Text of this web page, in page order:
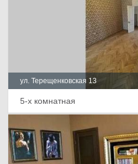
ул. Терещенковская 13
5-х комнатная